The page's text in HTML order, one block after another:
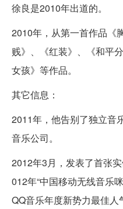
徐良是2010年出道的。
2010年，从第一首作品《
贱》、《红装》、《和平
女孩》等作品。
其它信息：
2011年，他告别了独立音
音乐公司。
2012年3月，发表了首张
012年“中国移动无线音乐
QQ音乐年度新势力最佳人